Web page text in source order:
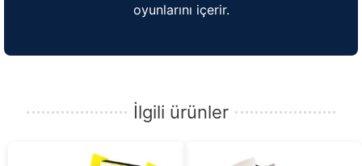
oyunlarını içerir.
İlgili ürünler